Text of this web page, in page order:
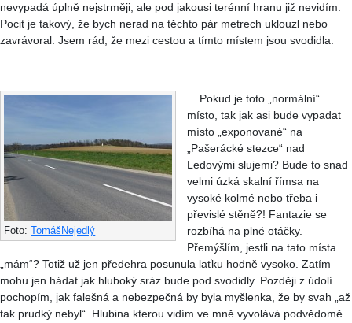
nevypadá úplně nejstrměji, ale pod jakousi terénní hranu již nevidím.
Pocit je takový, že bych nerad na těchto pár metrech uklouzl nebo
zavrávoral. Jsem rád, že mezi cestou a tímto místem jsou svodidla.
Foto:TomášNejedlý
Pokud je toto „normální“
místo, tak jak asi bude vypadat
místo „exponované“ na
„Pašerácké stezce“ nad
Ledovými slujemi? Bude to snad
velmi úzká skalní římsa na
vysoké kolmé nebo třeba i
převislé stěně?! Fantazie se
rozbíhá na plné otáčky.
Přemýšlím, jestli na tato místa
„mám“? Totiž už jen předehra posunula laťku hodně vysoko. Zatím
mohu jen hádat jak hluboký sráz bude pod svodidly. Později z údolí
pochopím, jak falešná a nebezpečná by byla myšlenka, že by svah „až
tak prudký nebyl“. Hlubina kterou vidím ve mně vyvolává podvědomě